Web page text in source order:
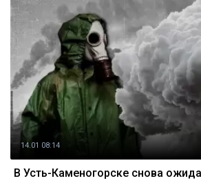
14.01 08:14
В Усть-Каменогорске снова